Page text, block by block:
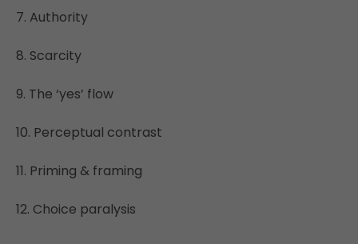
7. Authority
8. Scarcity
9. The ‘yes’ flow
10. Perceptual contrast
11. Priming & framing
12. Choice paralysis